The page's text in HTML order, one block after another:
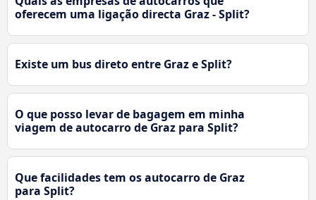
oferecem uma ligação directa Graz - Split?
Existe um bus direto entre Graz e Split?
O que posso levar de bagagem em minha
viagem de autocarro de Graz para Split?
Que facilidades tem os autocarro de Graz
para Split?